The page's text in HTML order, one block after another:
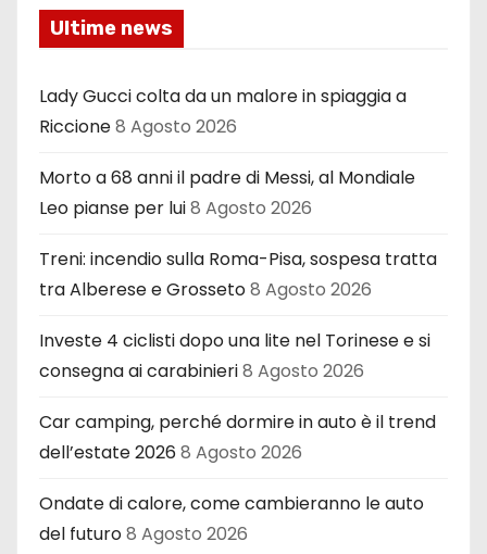
Ultime news
Lady Gucci colta da un malore in spiaggia a
Riccione8 Agosto 2026
Morto a 68 anni il padre di Messi, al Mondiale
Leo pianse per lui8 Agosto 2026
Treni: incendio sulla Roma-Pisa, sospesa tratta
tra Alberese e Grosseto8 Agosto 2026
Investe 4 ciclisti dopo una lite nel Torinese e si
consegna ai carabinieri8 Agosto 2026
Car camping, perché dormire in auto è il trend
dell’estate 2026 8 Agosto 2026
Ondate di calore, come cambieranno le auto
del futuro8 Agosto 2026